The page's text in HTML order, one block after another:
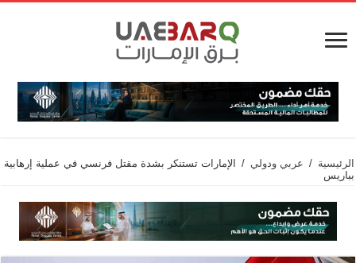
الرئيسية / عربي ودولي /
الإمارات تستنكر بشدة مقتل فرنسي في عملية إرهابية
بباريس